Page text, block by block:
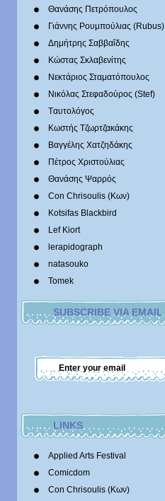
Θανάσης Πετρόπουλος
Γιάννης Ρουμπούλιας (Rubus)
Δημήτρης Σαββαΐδης
Κώστας Σκλαβενίτης
Νεκτάριος Σταματόπουλος
Νικόλας Στεφαδούρος (Stef)
Tαυτολόγος
Κωστής Τζωρτζακάκης
Βαγγέλης Χατζηδάκης
Πέτρος Χριστούλιας
Θανάσης Ψαρρός
Con Chrisoulis (Κων)
Kotsifas Blackbird
Lef Kiort
lerapidograph
natasouko
Tomek
SUBSCRIBE VIA EMAIL
LINKS
Applied Arts Festival
Comicdom
Con Chrisoulis (Κων)